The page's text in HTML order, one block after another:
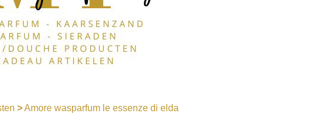
> Amore wasparfum le essenze di elda